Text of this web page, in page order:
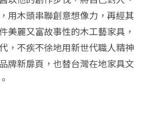
用木頭串聯創意想像力，再經其
美麗又富故事性的木工藝家具，
，不疾不徐地用新世代職人精神
牌新扉頁，也替台灣在地家具文